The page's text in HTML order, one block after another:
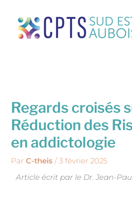
contenu
Regards croisés
Réduction des
en addictologie
ParC-theis/3 février 2025
Article écrit par le Dr. Jean-